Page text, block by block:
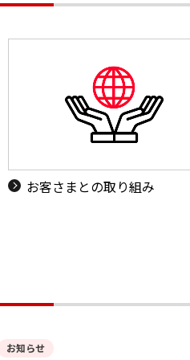
お客さまとの取り組み
お知らせ